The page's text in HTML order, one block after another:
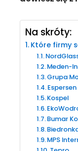
Na skróty:
Które firmy
Meden-
Grupa
Kospel
Bumar
MPS